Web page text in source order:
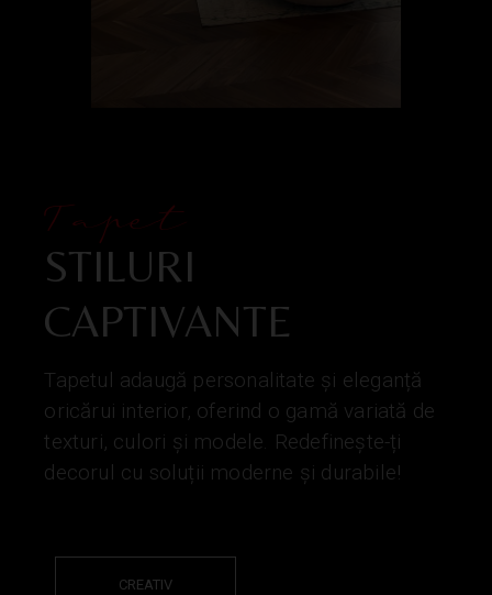
Tapet
STILURI
CAPTIVANTE
Tapetul adaugă personalitate și eleganță
oricărui interior, oferind o gamă variată de
texturi, culori și modele. Redefinește-ți
decorul cu soluții moderne și durabile!
CREATIV